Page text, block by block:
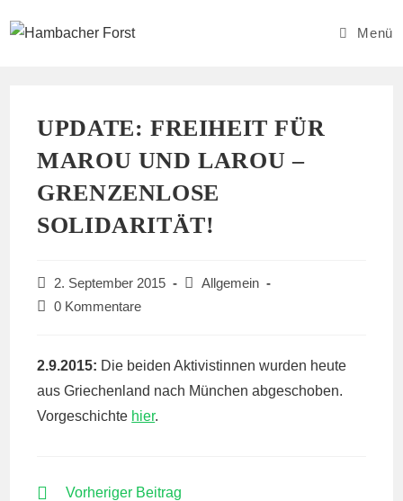
Inhalt
Menü
UPDATE: FREIHEIT FÜR
MAROU UND LAROU –
GRENZENLOSE
SOLIDARITÄT!
Beitrag
veröffentlicht:
2. September 2015
Beitrags-
Allgemein
Beitrags-
0 Kommentare
2.9.2015: Die beiden Aktivistinnen wurden heute
aus Griechenland nach München abgeschoben.
Vorgeschichte hier.
WEITEREVorheriger Beitrag